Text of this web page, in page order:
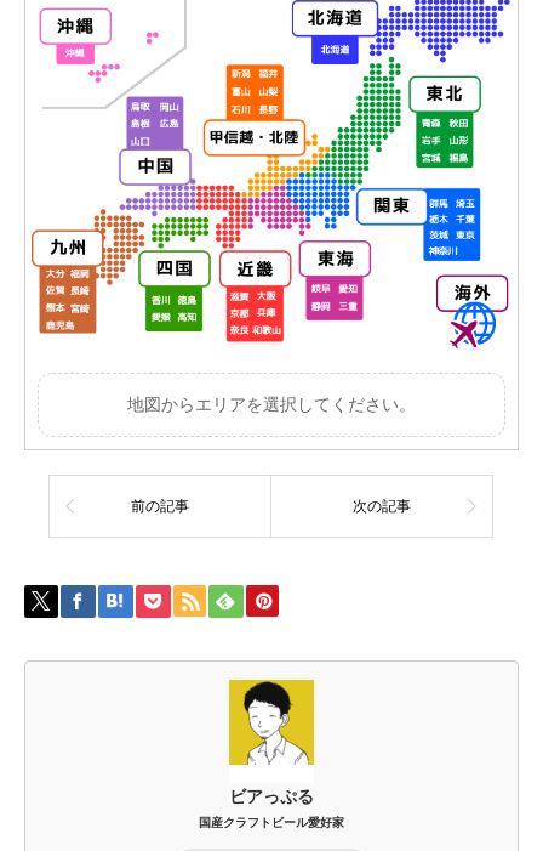
地図からエリアを選択してください。
前の記事 次の記事
ビアっぷる
国産クラフトビール愛好家